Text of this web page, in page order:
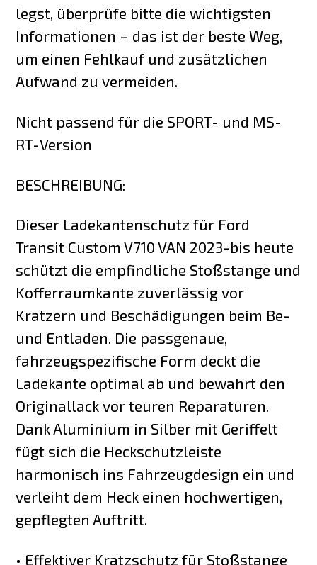
legst, überprüfe bitte die wichtigsten
Informationen – das ist der beste Weg,
um einen Fehlkauf und zusätzlichen
Aufwand zu vermeiden.
Nicht passend für die SPORT- und MS-
RT-Version
BESCHREIBUNG:
Dieser Ladekantenschutz für Ford
Transit Custom V710 VAN 2023-bis heute
schützt die empfindliche Stoßstange und
Kofferraumkante zuverlässig vor
Kratzern und Beschädigungen beim Be-
und Entladen. Die passgenaue,
fahrzeugspezifische Form deckt die
Ladekante optimal ab und bewahrt den
Originallack vor teuren Reparaturen.
Dank Aluminium in Silber mit Geriffelt
fügt sich die Heckschutzleiste
harmonisch ins Fahrzeugdesign ein und
verleiht dem Heck einen hochwertigen,
gepflegten Auftritt.
• Effektiver Kratzschutz für Stoßstange